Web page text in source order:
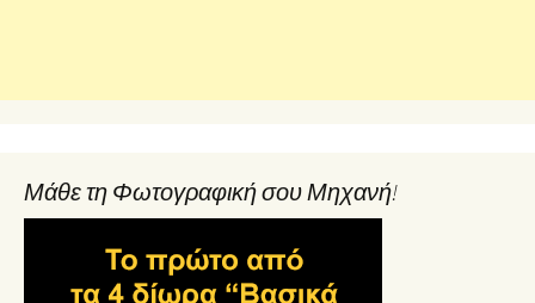
Μάθε τη Φωτογραφική σου Μηχανή!